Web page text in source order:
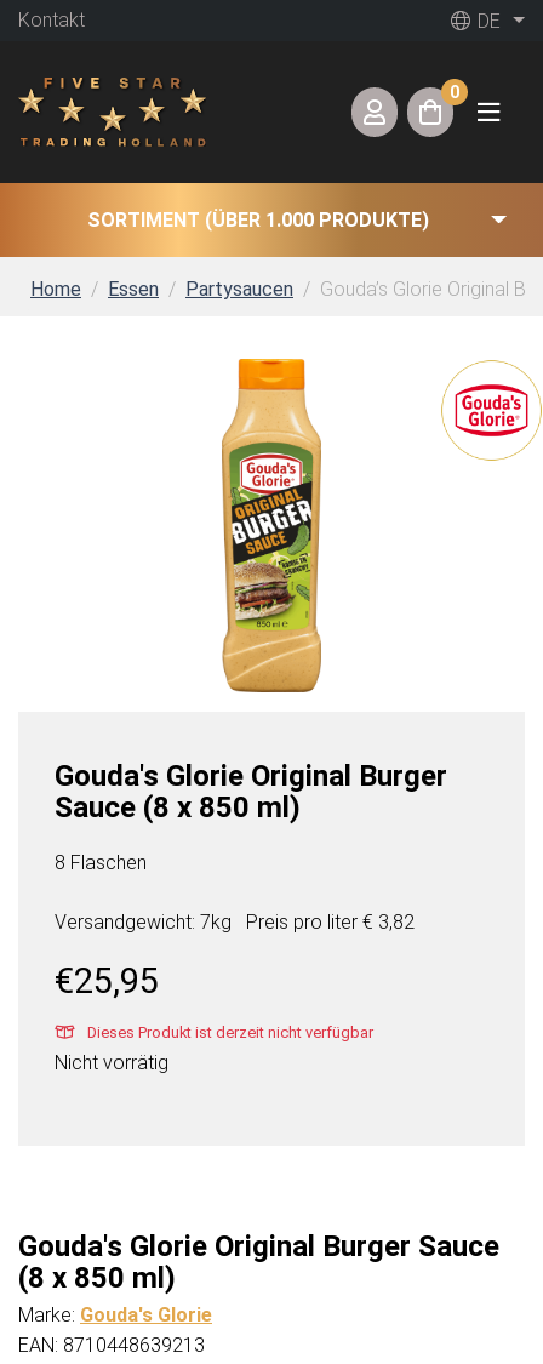
Kontakt DE
0
SORTIMENT (ÜBER 1.000 PRODUKTE)
Home Essen Partysaucen Gouda’s Glorie Original
Gouda's Glorie Original Burger
Sauce (8 x 850 ml)
8 Flaschen
Versandgewicht: 7kg Preis pro liter € 3,82
€25,95
Dieses Produkt ist derzeit nicht verfügbar
Nicht vorrätig
Gouda's Glorie Original Burger Sauce
(8 x 850 ml)
Marke: Gouda's Glorie
EAN: 8710448639213